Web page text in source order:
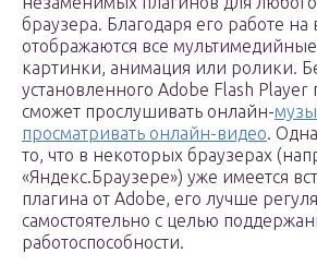
браузера. Благодаря его работе на
отображаются все
картинки, анимация или ролики.
установленного Adobe Flash Player
сможет прослушивать онлайн-
просматривать онлайн-видео.
то, что в некоторых браузерах
«Яндекс.Браузере») уже имеется
плагина от Adobe, его лучше
самостоятельно с целью
работоспособности.